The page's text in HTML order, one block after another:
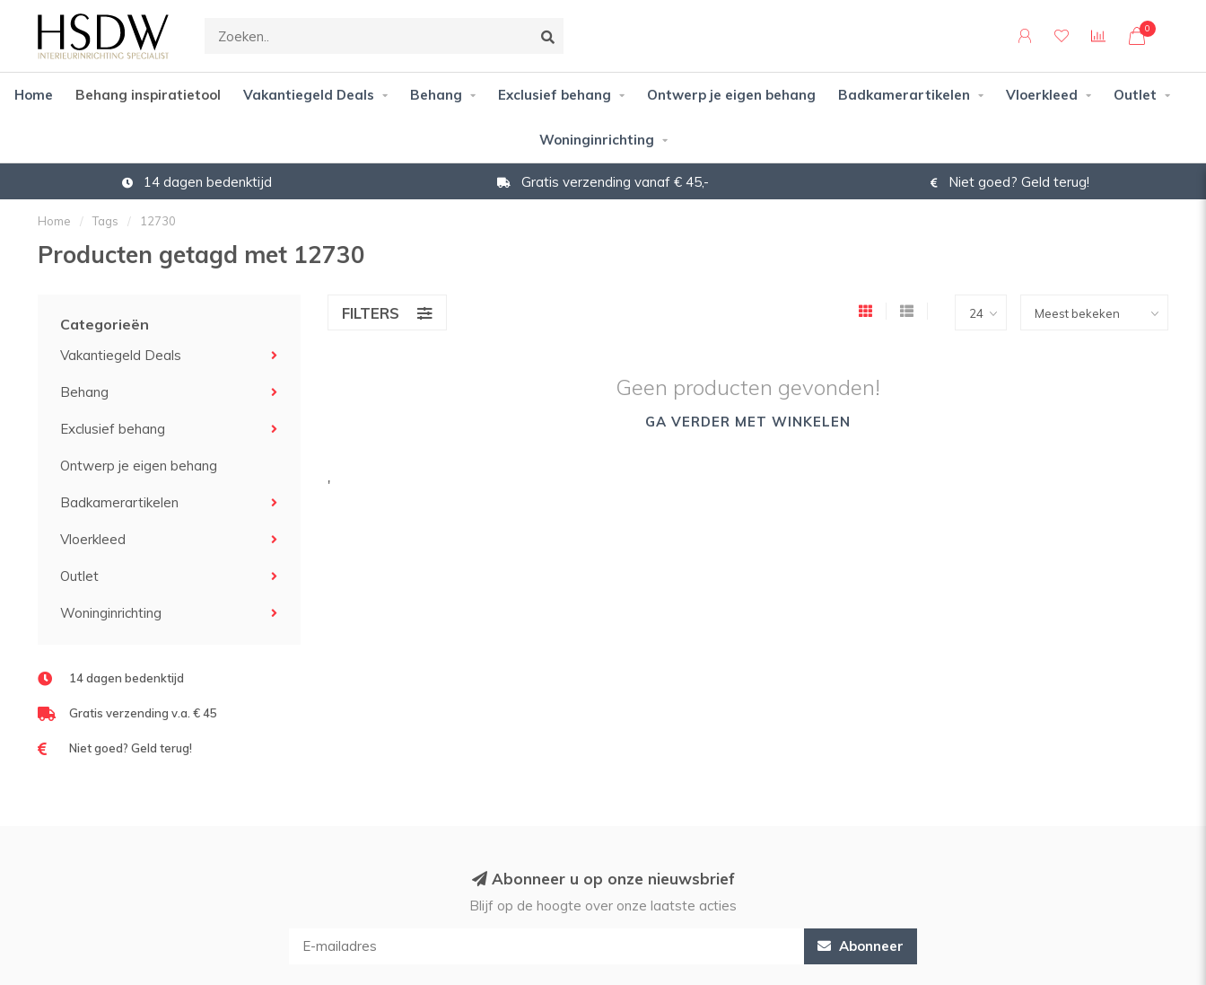
0
Home Behang inspiratietool Vakantiegeld Deals Behang Exclusief behang Ontwerp je eigen behang Badkamerartikelen Vloerkleed Outlet
Woninginrichting
14 dagen bedenktijd Gratis verzending vanaf € 45,- Niet goed? Geld terug!
Home / Tags / 12730
Producten getagd met 12730
Categorieën
Vakantiegeld Deals
Behang
Exclusief behang
Ontwerp je eigen behang
Badkamerartikelen
Vloerkleed
Outlet
Woninginrichting
14 dagen bedenktijd
Gratis verzending v.a. € 45
Niet goed? Geld terug!
FILTERS
Geen producten gevonden!
GA VERDER MET WINKELEN
'
Abonneer u op onze nieuwsbrief
Blijf op de hoogte over onze laatste acties
Abonneer